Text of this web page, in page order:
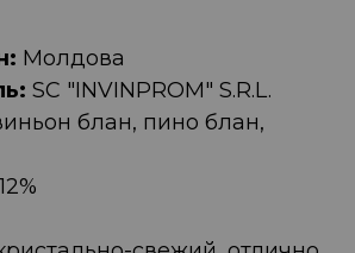
Молдова
SC "INVINPROM" S.R.L.
блан, пино блан,